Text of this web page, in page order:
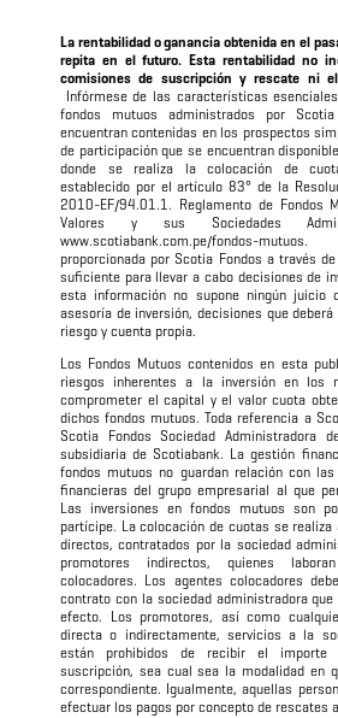
La rentabilidad o ganancia obtenida en el
repita en el futuro. Esta rentabilidad no
comisiones de suscripción y rescate ni
Infórmese de las características
fondos mutuos administrados por
encuentran contenidas en los prospectos
de participación que se encuentran
donde se realiza la colocación de
establecido por el artículo 83° de la
2010-EF/94.01.1. Reglamento de Fondos
Valores y sus Sociedades
www.scotiabank.com.pe/fondos-
proporcionada por Scotia Fondos a través
suficiente para llevar a cabo decisiones de
esta información no supone ningún juicio
asesoría de inversión, decisiones que
riesgo y cuenta propia.
Los Fondos Mutuos contenidos en esta
riesgos inherentes a la inversión en los
comprometer el capital y el valor cuota
dichos fondos mutuos. Toda referencia a
Scotia Fondos Sociedad Administradora
subsidiaria de Scotiabank. La gestión
fondos mutuos no guardan relación con
financieras del grupo empresarial al que
Las inversiones en fondos mutuos son
partícipe. La colocación de cuotas se realiza
directos, contratados por la sociedad
promotores indirectos, quienes
colocadores. Los agentes colocadores
contrato con la sociedad administradora
efecto. Los promotores, así como
directa o indirectamente, servicios a la
están prohibidos de recibir el importe
suscripción, sea cual sea la modalidad en
correspondiente. Igualmente, aquellas
efectuar los pagos por concepto de rescates